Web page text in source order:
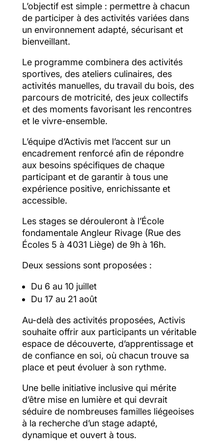
L’objectif est simple : permettre à chacun
de participer à des activités variées dans
un environnement adapté, sécurisant et
bienveillant.
Le programme combinera des activités
sportives, des ateliers culinaires, des
activités manuelles, du travail du bois, des
parcours de motricité, des jeux collectifs
et des moments favorisant les rencontres
et le vivre-ensemble.
L’équipe d’Activis met l’accent sur un
encadrement renforcé afin de répondre
aux besoins spécifiques de chaque
participant et de garantir à tous une
expérience positive, enrichissante et
accessible.
Les stages se dérouleront à l’École
fondamentale Angleur Rivage (Rue des
Écoles 5 à 4031 Liège) de 9h à 16h.
Deux sessions sont proposées :
Du 6 au 10 juillet
Du 17 au 21 août
Au-delà des activités proposées, Activis
souhaite offrir aux participants un véritable
espace de découverte, d’apprentissage et
de confiance en soi, où chacun trouve sa
place et peut évoluer à son rythme.
Une belle initiative inclusive qui mérite
d’être mise en lumière et qui devrait
séduire de nombreuses familles liégeoises
à la recherche d’un stage adapté,
dynamique et ouvert à tous.